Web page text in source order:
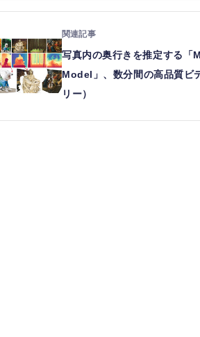
写真内の奥行きを推定する
Model」、数分間の高品質ビ
リー）